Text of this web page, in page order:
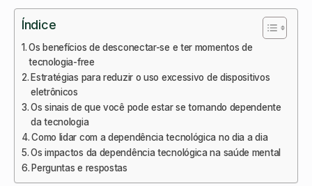
Índice
Os benefícios de desconectar-se e ter momentos de
tecnologia-free
Estratégias para reduzir o uso excessivo de dispositivos
eletrônicos
Os sinais de que você pode estar se tornando dependente
da tecnologia
Como lidar com a dependência tecnológica no dia a dia
Os impactos da dependência tecnológica na saúde mental
Perguntas e respostas